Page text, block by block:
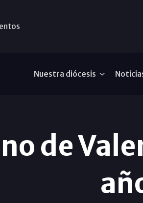
Nuestra diócesis
de